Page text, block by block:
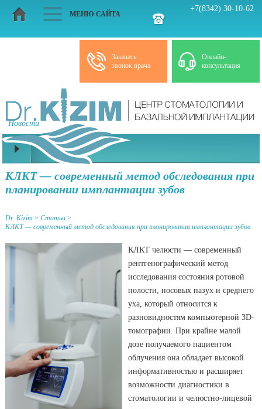
+7(8342) 30-10-62
МЕНЮ САЙТА
Онлайн-
консультация
Заказать
звонок врача
Новости
Статьи
КЛКТ — современный метод обследования при
планировании имплантации зубов
Dr. Kizim >Статьи >
КЛКТ — современный метод обследования при планировании имплантации зубов
КЛКТ челюсти — современный
рентгенографический метод
исследования состояния ротовой
полости, носовых пазух и среднего
уха, который относится к
разновидностям компьютерной 3D-
томографии. При крайне малой
дозе получаемого пациентом
облучения она обладает высокой
информативностью и расширяет
возможности диагностики в
стоматологии и челюстно-лицевой